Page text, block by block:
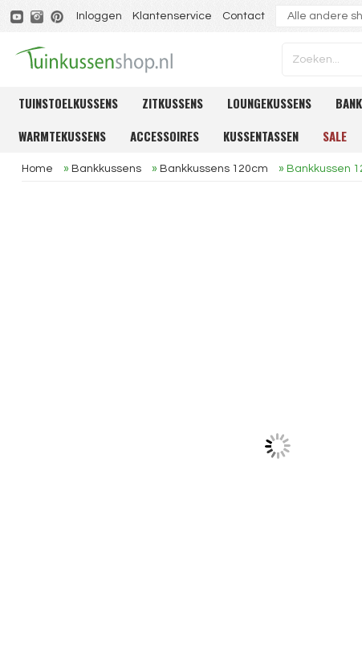
Inloggen Klantenservice Contact
TUINSTOELKUSSENS ZITKUSSENS LOUNGEKUSSENS
WARMTEKUSSENS
ACCESSOIRES KUSSENTASSEN SALE
Home » Bankkussens » Bankkussens 120cm » Bankkussen